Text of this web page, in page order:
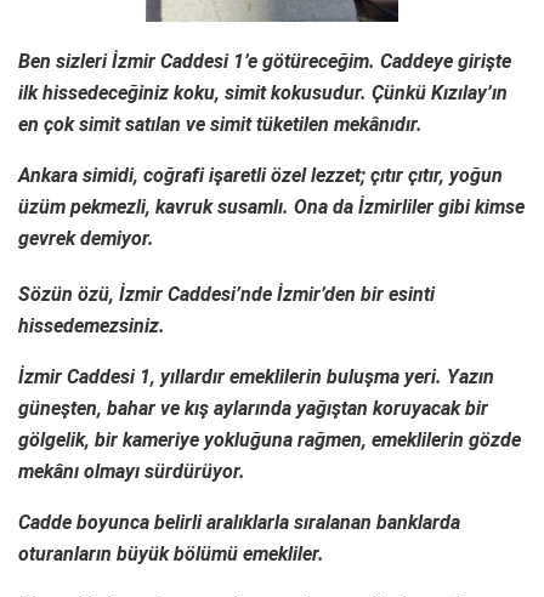
Ben sizleri İzmir Caddesi 1’e götüreceğim. Caddeye girişte
ilk hissedeceğiniz koku, simit kokusudur. Çünkü Kızılay’ın
en çok simit satılan ve simit tüketilen mekânıdır.
Ankara simidi, coğrafi işaretli özel lezzet; çıtır çıtır, yoğun
üzüm pekmezli, kavruk susamlı. Ona da İzmirliler gibi kimse
gevrek demiyor.
Sözün özü, İzmir Caddesi’nde İzmir’den bir esinti
hissedemezsiniz.
İzmir Caddesi 1, yıllardır emeklilerin buluşma yeri. Yazın
güneşten, bahar ve kış aylarında yağıştan koruyacak bir
gölgelik, bir kameriye yokluğuna rağmen, emeklilerin gözde
mekânı olmayı sürdürüyor.
Cadde boyunca belirli aralıklarla sıralanan banklarda
oturanların büyük bölümü emekliler.